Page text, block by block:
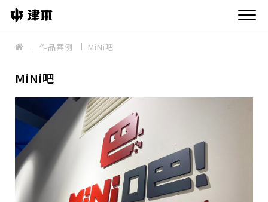
作品案例 MiNi吧
MiNi吧